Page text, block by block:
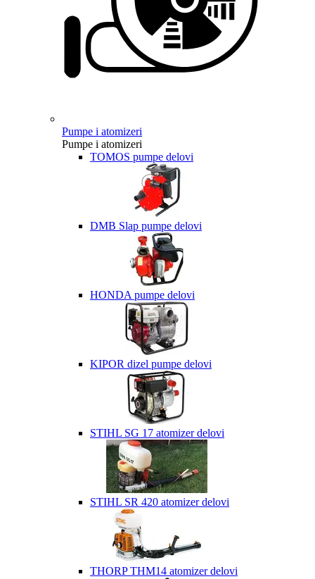
Pumpe i atomizeri
Pumpe i atomizeri
TOMOS pumpe delovi
DMB Slap pumpe delovi
HONDA pumpe delovi
KIPOR dizel pumpe delovi
STIHL SG 17 atomizer delovi
STIHL SR 420 atomizer delovi
THORP THM14 atomizer delovi